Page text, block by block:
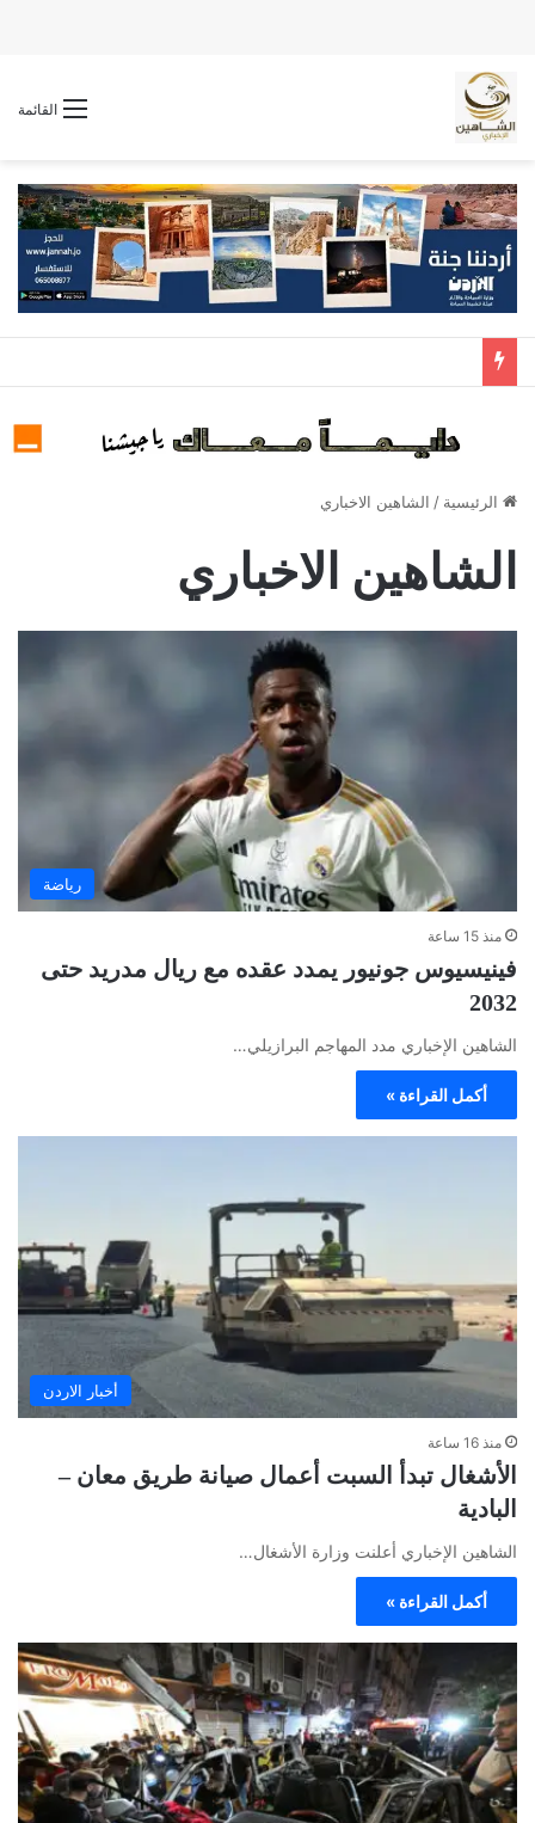
القائمة
الرئيسية / الشاهين الاخباري
الشاهين الاخباري
رياضة
منذ 15 ساعة
فينيسيوس جونيور يمدد عقده مع ريال مدريد حتى
2032
الشاهين الإخباري مدد المهاجم البرازيلي…
أكمل القراءة »
أخبار الاردن
منذ 16 ساعة
الأشغال تبدأ السبت أعمال صيانة طريق معان –
البادية
الشاهين الإخباري أعلنت وزارة الأشغال…
أكمل القراءة »